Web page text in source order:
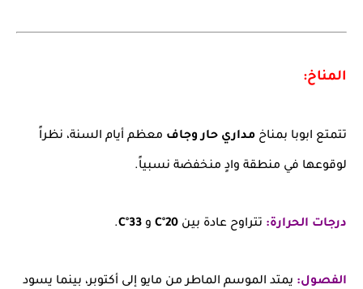
المناخ:
تتمتع ابوبا بمناخ مداري حار وجاف معظم أيام السنة، نظراً
لوقوعها في منطقة وادٍ منخفضة نسبياً.
درجات الحرارة: تتراوح عادة بين 20°C و 33°C
.
الفصول: يمتد الموسم الماطر من مايو إلى أكتوبر، بينما يسود